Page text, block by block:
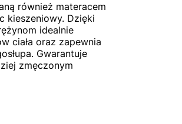
również materacem
kieszeniowy. Dzięki
idealnie
ciała oraz zapewnia
Gwarantuje
zmęczonym